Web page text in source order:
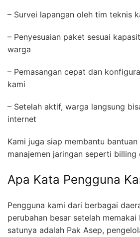
– Survei lapangan oleh tim teknis
– Penyesuaian paket sesuai
warga
– Pemasangan cepat dan
kami
– Setelah aktif, warga langsung
internet
Kami juga siap membantu
manajemen jaringan seperti billing
Apa Kata Pengguna
Pengguna kami dari berbagai
perubahan besar setelah memakai
satunya adalah Pak Asep,